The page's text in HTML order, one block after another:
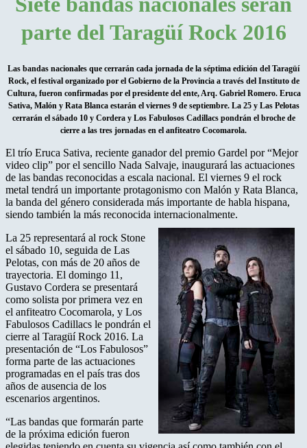
parte del Taragüí Rock 2016
Las bandas nacionales que cerrarán cada jornada de la séptima edición del Taragüí
Rock, el festival organizado por el Gobierno de la Provincia a través del Instituto de
Cultura, fueron confirmadas por el presidente del ente, Arq. Gabriel Romero. Eruca
Sativa, Malón y Rata Blanca estarán el viernes 9 de septiembre. La 25 y Las Pelotas
cerrarán el sábado 10 y Cordera y Los Fabulosos Cadillacs pondrán el broche de
cierre a las tres jornadas en el anfiteatro Cocomarola.
El trío Eruca Sativa, reciente ganador del premio Gardel por “Mejor
video clip” por el sencillo Nada Salvaje, inaugurará las actuaciones
de las bandas reconocidas a escala nacional. El viernes 9 el rock
metal tendrá un importante protagonismo con Malón y Rata Blanca,
la banda del género considerada más importante de habla hispana,
siendo también la más reconocida internacionalmente.
La 25 representará al rock Stone
el sábado 10, seguida de Las
Pelotas, con más de 20 años de
trayectoria. El domingo 11,
Gustavo Cordera se presentará
como solista por primera vez en
el anfiteatro Cocomarola, y Los
Fabulosos Cadillacs le pondrán el
cierre al Taragüí Rock 2016. La
presentación de “Los Fabulosos”
forma parte de las actuaciones
programadas en el país tras dos
años de ausencia de los
escenarios argentinos.
“Las bandas que formarán parte
de la próxima edición fueron